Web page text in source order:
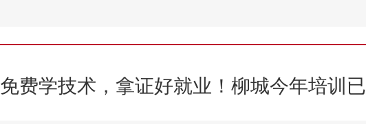
免费学技术，拿证好就业！柳城今年培训